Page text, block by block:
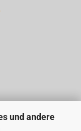
und andere